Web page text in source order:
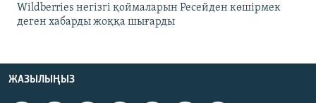
Wildberries негізгі қоймаларын Ресейден көшірмек
деген хабарды жоққа шығарды
ЖАЗЫЛЫҢЫЗ